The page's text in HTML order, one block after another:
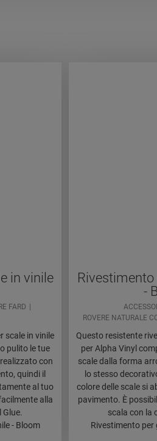
in vinile
FARD
scale in vinile
pulito le tue
con
quindi il
al tuo
alla
Glue.
- Bloom
Rivestimento
-
ROVERE NATURALE
Questo resistente
per Alpha Vinyl
scale dalla forma
lo stesso
colore delle scale si
pavimento. È
scala con la
Rivestimento per